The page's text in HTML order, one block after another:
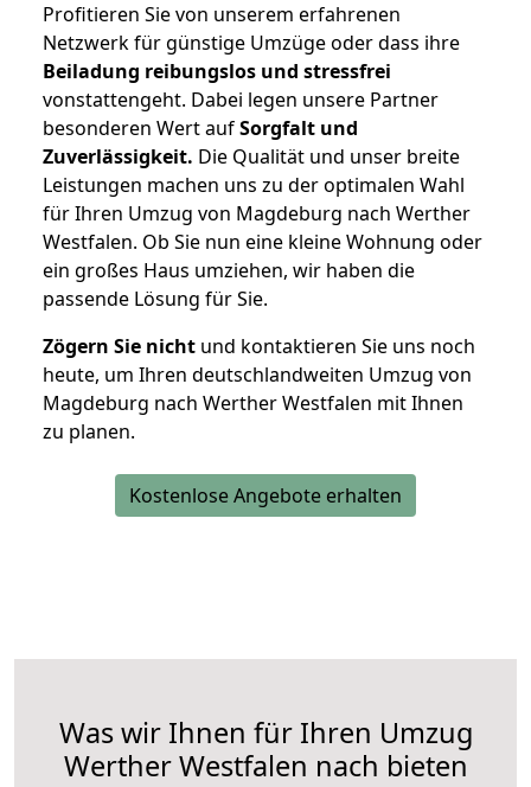
Profitieren Sie von unserem erfahrenen
Netzwerk für günstige Umzüge oder dass ihre
Beiladung reibungslos und stressfrei
vonstattengeht. Dabei legen unsere Partner
besonderen Wert aufSorgfalt und
Zuverlässigkeit. Die Qualität und unser breite
Leistungen machen uns zu der optimalen Wahl
für Ihren Umzug von Magdeburg nach Werther
Westfalen. Ob Sie nun eine kleine Wohnung oder
ein großes Haus umziehen, wir haben die
passende Lösung für Sie.
Zögern Sie nicht und kontaktieren Sie uns noch
heute, um Ihren deutschlandweiten Umzug von
Magdeburg nach Werther Westfalen mit Ihnen
zu planen.
Kostenlose Angebote erhalten
Was wir Ihnen für Ihren Umzug
Werther Westfalen nach bieten